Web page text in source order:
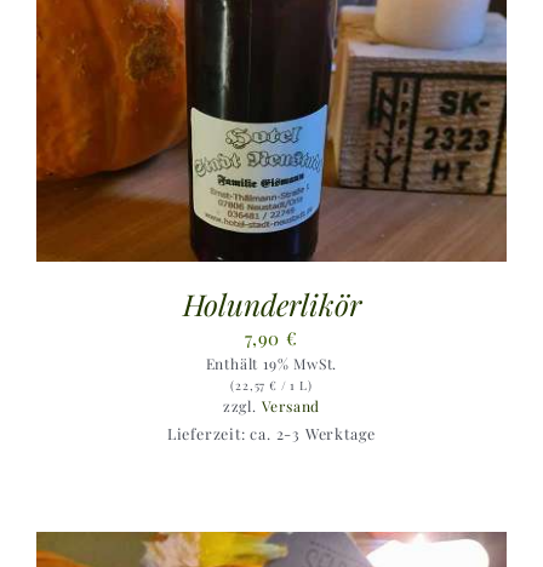
Holunderlikör
7,90€
Enthält 19% MwSt.
(22,57€ / 1 L)
zzgl. Versand
Lieferzeit: ca. 2-3 Werktage